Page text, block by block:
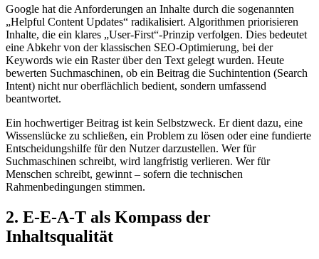
Google hat die Anforderungen an Inhalte durch die sogenannten
„Helpful Content Updates“ radikalisiert. Algorithmen priorisieren
Inhalte, die ein klares „User-First“-Prinzip verfolgen. Dies bedeutet
eine Abkehr von der klassischen SEO-Optimierung, bei der
Keywords wie ein Raster über den Text gelegt wurden. Heute
bewerten Suchmaschinen, ob ein Beitrag die Suchintention (Search
Intent) nicht nur oberflächlich bedient, sondern umfassend
beantwortet.
Ein hochwertiger Beitrag ist kein Selbstzweck. Er dient dazu, eine
Wissenslücke zu schließen, ein Problem zu lösen oder eine fundierte
Entscheidungshilfe für den Nutzer darzustellen. Wer für
Suchmaschinen schreibt, wird langfristig verlieren. Wer für
Menschen schreibt, gewinnt – sofern die technischen
Rahmenbedingungen stimmen.
2. E-E-A-T als Kompass der
Inhaltsqualität